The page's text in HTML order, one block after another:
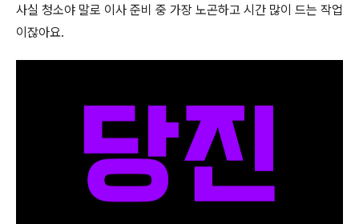
사실 청소야 말로 이사 준비 중 가장 노곤하고 시간 많이 드는 작업
이잖아요.